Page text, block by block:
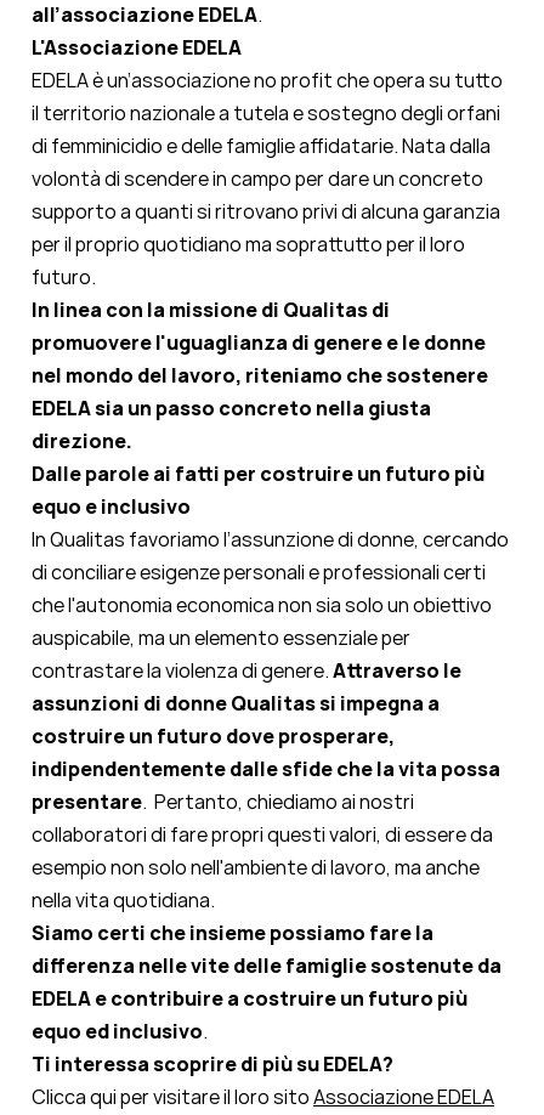
all’associazione EDELA.
L'Associazione EDELA
EDELA è un’associazione no profit che opera su tutto
il territorio nazionale a tutela e sostegno degli orfani
di femminicidio e delle famiglie affidatarie. Nata dalla
volontà di scendere in campo per dare un concreto
supporto a quanti si ritrovano privi di alcuna garanzia
per il proprio quotidiano ma soprattutto per il loro
futuro.
In linea con la missione di Qualitas di
promuovere l'uguaglianza di genere e le donne
nel mondo del lavoro, riteniamo che sostenere
EDELAsia un passo concreto nella giusta
direzione.
Dalle parole ai fatti per costruire un futuro più
equo e inclusivo
In Qualitas favoriamo l’assunzione di donne, cercando
di conciliare esigenze personali e professionali certi
che l'autonomia economica non sia solo un obiettivo
auspicabile, ma un elemento essenziale per
contrastare la violenza di genere.Attraverso le
assunzioni di donneQualitassi impegna a
costruire un futuro dove prosperare,
indipendentemente dalle sfide che la vita possa
presentare. Pertanto, chiediamo ai nostri
collaboratori di fare propri questi valori, di essere da
esempio non solo nell'ambiente di lavoro, ma anche
nella vita quotidiana.
Siamo certi che insieme possiamo fare la
differenza nelle vite delle famiglie sostenute da
EDELA e contribuire a costruire un futuro più
equo ed inclusivo.
Ti interessa scoprire di più su EDELA?
Clicca qui per visitare il loro sitoAssociazione EDELA